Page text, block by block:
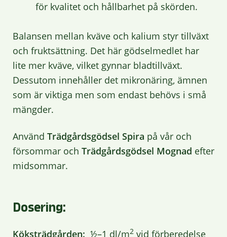
för kvalitet och hållbarhet på skörden.
Balansen mellan kväve och kalium styr tillväxt
och fruktsättning. Det här gödselmedlet har
lite mer kväve, vilket gynnar bladtillväxt.
Dessutom innehåller det mikronäring, ämnen
som är viktiga men som endast behövs i små
mängder.
Använd Trädgårdsgödsel Spira på vår och
försommar och Trädgårdsgödsel Mognad efter
midsommar.
Dosering:
Köksträdgården: ½–1 dl/m2 vid förberedelse